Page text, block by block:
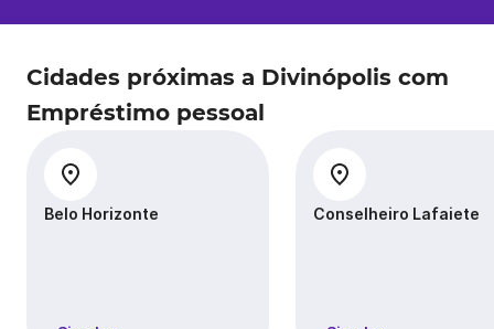
Cidades próximas a Divinópolis com
Empréstimo pessoal
Belo Horizonte Conselheiro Lafaiete